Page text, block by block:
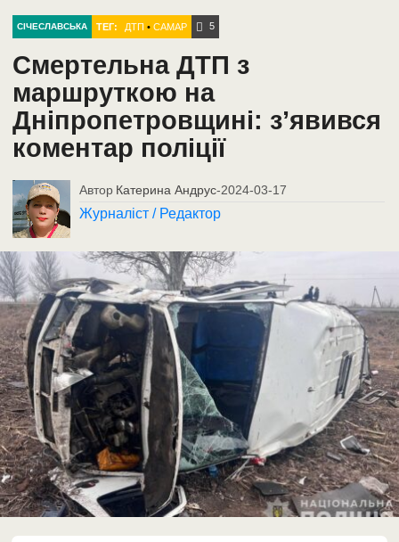
СІЧЕСЛАВСЬКА ТЕГ: ДТП •САМАР 5
Смертельна ДТП з
маршруткою на
Дніпропетровщині: з’явився
коментар поліції
Автор Катерина Андрус-2024-03-17
Журналіст / Редактор